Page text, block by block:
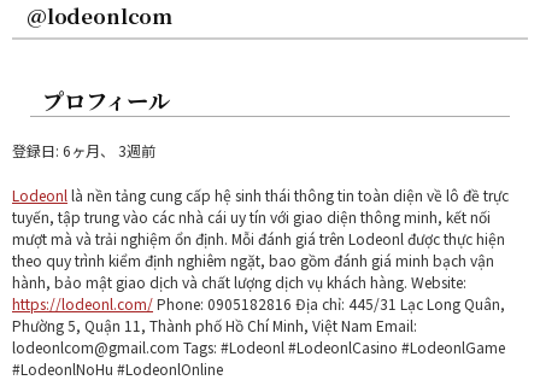
@lodeonlcom
プロフィール
登録日: 6ヶ月、 3週前
Lodeonl là nền tảng cung cấp hệ sinh thái thông tin toàn diện về lô đề trực
tuyến, tập trung vào các nhà cái uy tín với giao diện thông minh, kết nối
mượt mà và trải nghiệm ổn định. Mỗi đánh giá trên Lodeonl được thực hiện
theo quy trình kiểm định nghiêm ngặt, bao gồm đánh giá minh bạch vận
hành, bảo mật giao dịch và chất lượng dịch vụ khách hàng. Website:
https://lodeonl.com/Phone: 0905182816 Địa chỉ: 445/31 Lạc Long Quân,
Phường 5, Quận 11, Thành phố Hồ Chí Minh, Việt Nam Email:
lodeonlcom@gmail.com Tags: #Lodeonl #LodeonlCasino #LodeonlGame
#LodeonlNoHu #LodeonlOnline